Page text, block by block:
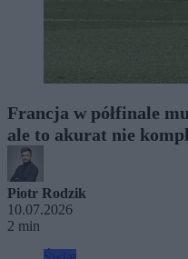
Francja w półfinale
ale to akurat nie
Piotr Rodzik
10.07.2026
2 min